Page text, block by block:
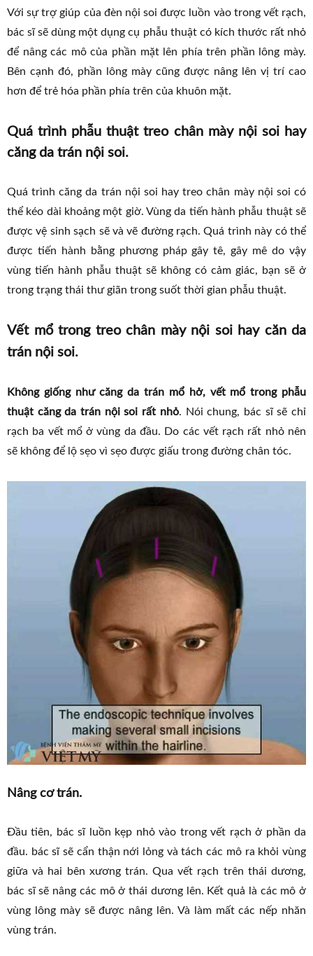
Với sự trợ giúp của đèn nội soi được luồn vào trong vết rạch,
bác sĩ sẽ dùng một dụng cụ phẫu thuật có kích thước rất nhỏ
để nâng các mô của phần mặt lên phía trên phần lông mày.
Bên cạnh đó, phần lông mày cũng được nâng lên vị trí cao
hơn để trẻ hóa phần phía trên của khuôn mặt.
Quá trình phẫu thuật treo chân mày nội soi hay
căng da trán nội soi.
Quá trình căng da trán nội soi hay treo chân mày nội soi có
thể kéo dài khoảng một giờ. Vùng da tiến hành phẫu thuật sẽ
được vệ sinh sạch sẽ và vẽ đường rạch. Quá trình này có thể
được tiến hành bằng phương pháp gây tê, gây mê do vậy
vùng tiến hành phẫu thuật sẽ không có cảm giác, bạn sẽ ở
trong trạng thái thư giãn trong suốt thời gian phẫu thuật.
Vết mổ trong treo chân mày nội soi hay căn da
trán nội soi.
Không giống như căng da trán mổ hở, vết mổ trong phẫu
thuật căng da trán nội soi rất nhỏ. Nói chung, bác sĩ sẽ chỉ
rạch ba vết mổ ở vùng da đầu. Do các vết rạch rất nhỏ nên
sẽ không để lộ sẹo vì sẹo được giấu trong đường chân tóc.
Nâng cơ trán.
Đầu tiên, bác sĩ luồn kẹp nhỏ vào trong vết rạch ở phần da
đầu. bác sĩ sẽ cẩn thận nới lỏng và tách các mô ra khỏi vùng
giữa và hai bên xương trán. Qua vết rạch trên thái dương,
bác sĩ sẽ nâng các mô ở thái dương lên. Kết quả là các mô ở
vùng lông mày sẽ được nâng lên. Và làm mất các nếp nhăn
vùng trán.